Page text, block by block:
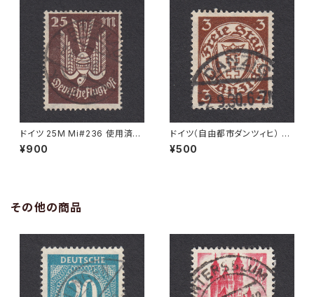
ドイツ 25M Mi#236 使用済み
切手｜BRESLAU 8.6.1923
¥900
ドイツ（自由都市ダンツィヒ） 3P
f Mi#216 使用済み切手｜DA
NZIG 2.9.1930
¥500
その他の商品